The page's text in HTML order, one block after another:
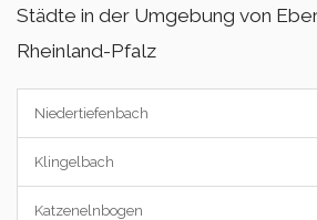
Städte in der Umgebung von
Rheinland-Pfalz
Niedertiefenbach
Klingelbach
Katzenelnbogen